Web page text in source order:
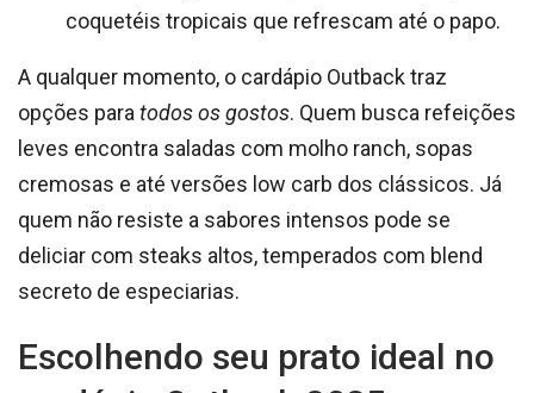
coquetéis tropicais que refrescam até o papo.
A qualquer momento, o cardápio Outback traz
opções paratodos os gostos. Quem busca refeições
leves encontra saladas com molho ranch, sopas
cremosas e até versões low carb dos clássicos. Já
quem não resiste a sabores intensos pode se
deliciar com steaks altos, temperados com blend
secreto de especiarias.
Escolhendo seu prato ideal no